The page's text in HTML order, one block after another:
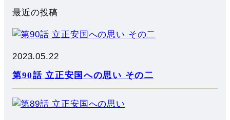
最近の投稿
2023.05.22
第90話 立正安国への思い その二